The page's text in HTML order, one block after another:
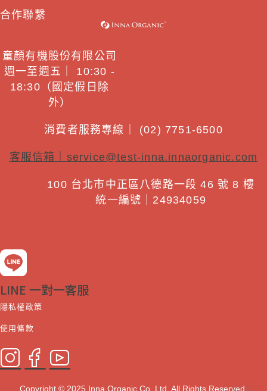
合作聯繫
童顏有機股份有限公司
週一至週五｜ 10:30 -
18:30（國定假日除
外）
消費者服務專線｜ (02) 7751-6500
客服信箱｜ service@test-inna.innaorganic.com
100 台北市中正區八德路一段 46 號 8 樓
統一編號｜24934059
LINE 一對一客服
隱私權政策
使用條款
Copyright © 2025 Inna Organic Co. Ltd. All Rights Reserved.